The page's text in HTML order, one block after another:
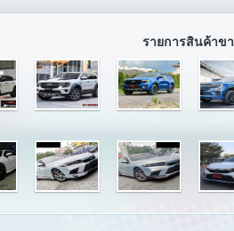
รายการสินค้าข